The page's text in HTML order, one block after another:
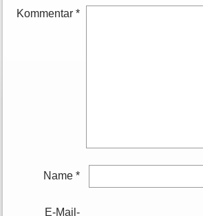
Kommentar*
Name*
E-Mail-